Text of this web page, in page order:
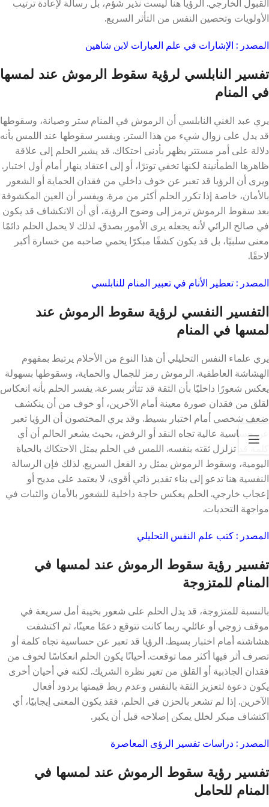
القبول الخارجي. الرؤيا هنا ليست نذير شؤم، بل رسالة لإعادة ترتيب
الأولويات وتحصين النفس من التأثر السريع.
المصدر : الإشارات في علم العبارات لابن شاهين
تفسير النابلسي لرؤية سقوط الرموش عند لمسها
في المنام
يري عبد الغني النابلسي أن الرموش في المنام ستر وصيانة، وسقوطها
قد يدل على زوال شيء من هذا الستر. ويفسر سقوطها عند اللمس بأنه
دلالة على أمر مستتر يظهر بأدنى احتكاك. قد يشير الحلم إلى علاقة
ظاهرها الطمأنينة لكنها تخفي توترًا، أو إلى اعتقاد ينهار أمام أول اختبار.
ويرى أن الرؤيا قد تعبر عن خوف داخلي من فقدان الحماية أو الشعور
بالأمان، خاصة إذا تكرر الحلم أكثر من مرة. ويفسر أن العين المكشوفة
بعد سقوط الرموش ترمز إلى وضوح الرؤية، أي أن الانكشاف قد يكون
في صالح الرائي لأنه يجعله يرى الأمور بصدق. لذلك لا يحمل الحلم دائمًا
معنى سلبيًا، بل قد يكون كشفًا مبكرًا يحمي صاحبه من خسارة أكبر
لاحقًا.
المصدر : تعطير الأنام في تعبير المنام للنابلسي
التفسير النفسي لرؤية سقوط الرموش عند
لمسها في المنام
يري علماء النفس التحليلي أن هذا النوع من الأحلام يرتبط بمفهوم
الهشاشة العاطفية. الرموش رمز للجمال والحماية، وسقوطها بسهولة
يعكس شعورًا داخليًا بأن الثقة قد تتأثر بسرعة. يفسر الحلم بأنه انعكاس
لقلق من فقدان صورة معينة أمام الآخرين، أو خوف من أن ينكشف
ضعف شخصي أمام اختبار بسيط. وقد يري المختصون أن الرؤيا تعبر
عن حساسية عالية تجاه النقد أو الرفض، بحيث يشعر الحالم أن أي
كلمة قد تزلزل ثقته بنفسه. اللمس في الحلم يمثل الاحتكاك بالحياة
اليومية، وسقوط الرموش يمثل رد الفعل السريع. لذلك فإن الرسالة
النفسية هنا تدعو إلى بناء تقدير ذاتي أقوى، لا يعتمد على مديح أو
إعجاب خارجي. الحلم يعكس حاجة داخلية للشعور بالأمان والثبات في
مواجهة التحديات.
المصدر : كتب علم النفس التحليلي
تفسير رؤية سقوط الرموش عند لمسها في
المنام للمتزوجة
بالنسبة للمتزوجة، قد يدل الحلم على شعور بخيبة أمل سريعة في
موقف زوجي أو عائلي. ربما كانت تتوقع دعمًا معينًا، ثم اكتشفت
هشاشته أمام اختبار بسيط. الرؤيا قد تعبر عن حساسية تجاه كلمة أو
تصرف أثر فيها أكثر مما توقعت. أحيانًا يكون الحلم انعكاسًا لخوف من
فقدان الجاذبية أو القلق من تغير نظرة الشريك. لكنه في أحيان أخرى
يكون دعوة لتعزيز الثقة بالنفس وعدم ربط قيمتها بردود أفعال
الآخرين. إذا لم تشعر بالحزن في الحلم، فقد يكون المعنى إيجابيًا، أي
اكتشاف مبكر لخلل يمكن إصلاحه قبل أن يكبر.
المصدر : دراسات تفسير الرؤى المعاصرة
تفسير رؤية سقوط الرموش عند لمسها في
المنام للحامل